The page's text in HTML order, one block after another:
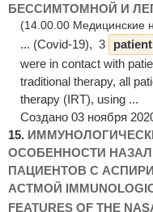
БЕССИМТОМНОЙ И
(14.00.00 Медицинские
... (Covid-19), 3
were in contact with
traditional therapy, all
therapy (IRT), using ...
Создано 03 ноября
15.
ОСОБЕННОСТИ
ПАЦИЕНТОВ С
АСТМОЙ
FEATURES OF THE